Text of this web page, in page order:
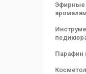
Эфирные
Парафин